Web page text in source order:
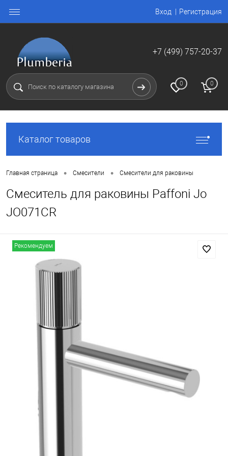
Вход Регистрация
+7 (499) 757-20-37
0 0
Каталог товаров
Главная страница • Смесители • Смесители для раковины
Смеситель для раковины Paffoni Jo
JO071CR
Рекомендуем